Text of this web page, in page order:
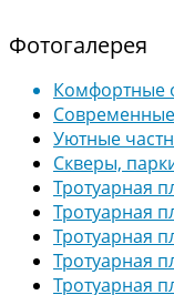
Фотогалерея
Комфортные
Уютные
Скверы,
Тротуарная
Тротуарная
Тротуарная
Тротуарная
Тротуарная